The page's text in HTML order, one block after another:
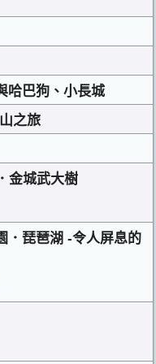
哈巴狗、小長城
之旅
金城武大樹
．琵琶湖 -令人屏息的